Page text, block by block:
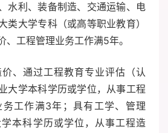
水利、装备制造、交通运输、电
类大学专科（或高等职业教育）
、工程管理业务工作满5年。
、通过工程教育专业评估（认
大学本科学历或学位，从事工程
工作满3年；具有工学、管理
本科学历或学位，从事工程造